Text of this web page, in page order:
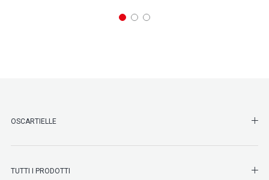
OSCARTIELLE
TUTTI I PRODOTTI